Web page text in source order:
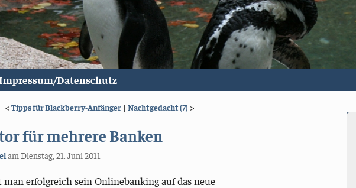
Datenschutz
<Tipps für Blackberry-Anfänger | Nachtgedacht (7) >
für mehrere Banken
am Dienstag, 21. Juni 2011
man erfolgreich sein Onlinebanking auf das neue